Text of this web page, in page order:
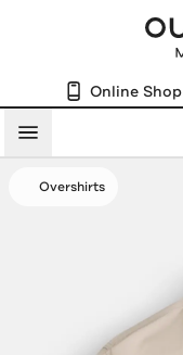
Online Shop
Menü
Overshirts